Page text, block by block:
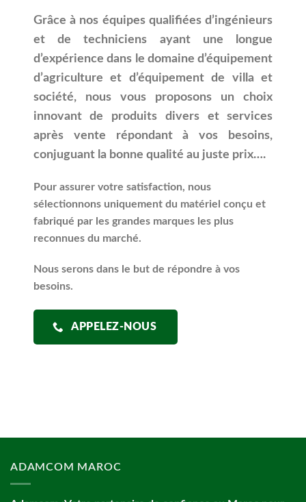
Grâce à nos équipes qualifiées d’ingénieurs
et de techniciens ayant une longue
d’expérience dans le domaine d’équipement
d’agriculture et d’équipement de villa et
société, nous vous proposons un choix
innovant de produits divers et services
après vente répondant à vos besoins,
conjuguant la bonne qualité au juste prix….
Pour assurer votre satisfaction, nous
sélectionnons uniquement du matériel conçu et
fabriqué par les grandes marques les plus
reconnues du marché.
Nous serons dans le but de répondre à vos
besoins.
APPELEZ-NOUS
ADAMCOM MAROC